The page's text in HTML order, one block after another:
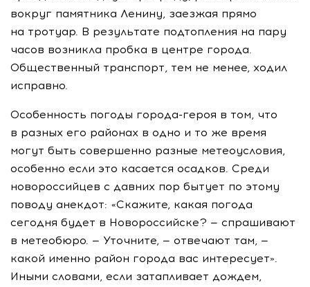
вокруг памятника Ленину, заезжая прямо
на тротуар. В результате подтопления на пару
часов возникла пробка в центре города.
Общественный транспорт, тем не менее, ходил
исправно.
Особенность погоды города-героя в том, что
в разных его районах в одно и то же время
могут быть совершенно разные метеоусловия,
особенно если это касается осадков. Среди
новороссийцев с давних пор бытует по этому
поводу анекдот: «Скажите, какая погода
сегодня будет в Новороссийске? — спрашивают
в метеобюро. — Уточните, — отвечают там, —
какой именно район города вас интересует».
Иными словами, если затапливает дождем,